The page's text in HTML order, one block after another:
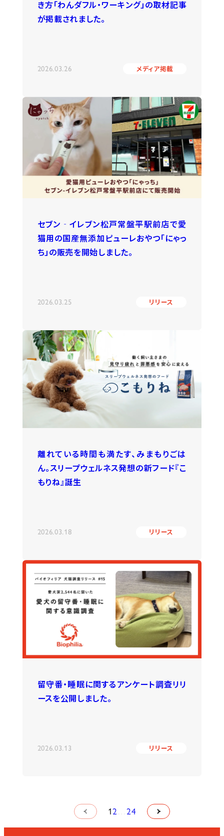
き方「わんダフル・ワーキング」の取材記事
が掲載されました。
2026.03.26 メディア掲載
セブン‐イレブン松戸常盤平駅前店で愛
猫用の国産無添加ピューレおやつ「にゃっ
ち」の販売を開始しました。
2026.03.25 リリース
離れている時間も満たす、みまもりごは
ん。スリープウェルネス発想の新フード『こ
もりね』誕生
2026.03.18 リリース
留守番・睡眠に関するアンケート調査リリ
ースを公開しました。
2026.03.13 リリース
1 2 … 24